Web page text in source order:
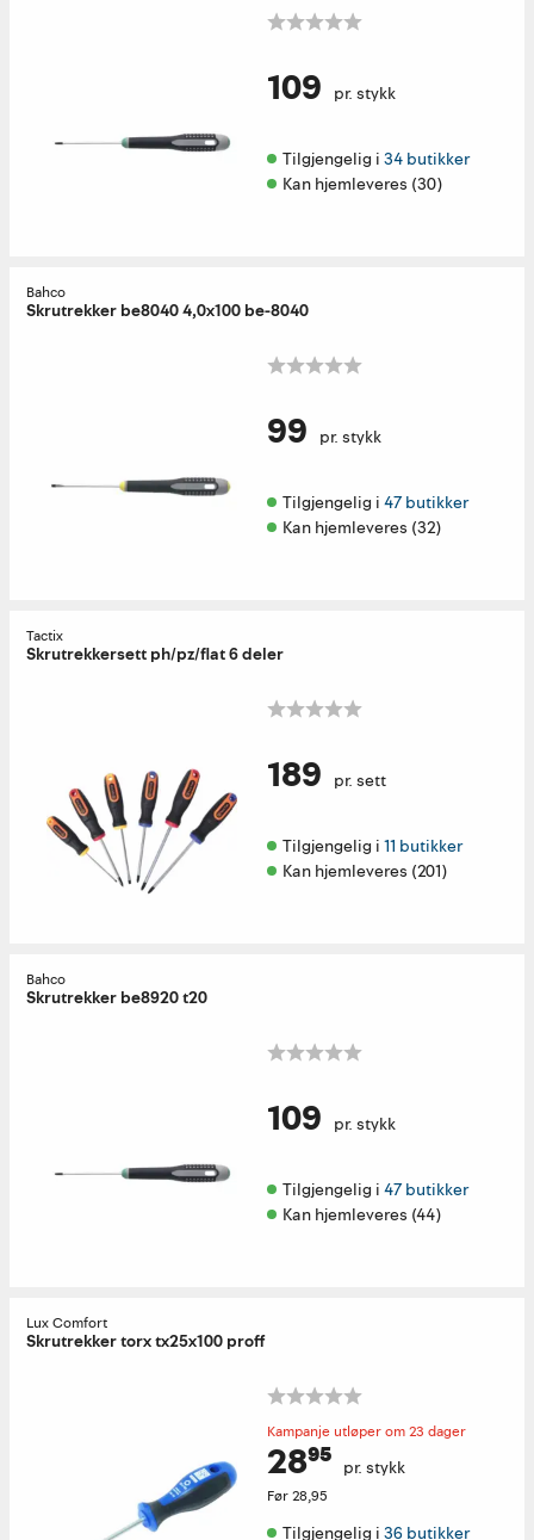
109 pr. stykk
Tilgjengelig i 34 butikker
Kan hjemleveres (30)
Bahco
Skrutrekker be8040 4,0x100 be-8040
99 pr. stykk
Tilgjengelig i 47 butikker
Kan hjemleveres (32)
Tactix
Skrutrekkersett ph/pz/flat 6 deler
189 pr. sett
Tilgjengelig i 11 butikker
Kan hjemleveres (201)
Bahco
Skrutrekker be8920 t20
109 pr. stykk
Tilgjengelig i 47 butikker
Kan hjemleveres (44)
Lux Comfort
Skrutrekker torx tx25x100 proff
Kampanje utløper om 23 dager
28⁹⁵ pr. stykk
Før28,95
Tilgjengelig i 36 butikker